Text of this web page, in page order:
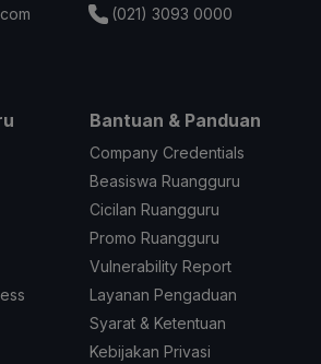
(021) 3093 0000
Bantuan & Panduan
Company Credentials
Beasiswa Ruangguru
Cicilan Ruangguru
Promo Ruangguru
Vulnerability Report
Layanan Pengaduan
Syarat & Ketentuan
Kebijakan Privasi